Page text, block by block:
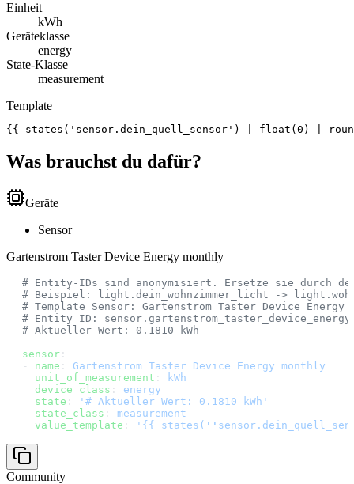
Einheit
kWh
Geräteklasse
energy
State-Klasse
measurement
Template
{{ states('sensor.dein_quell_sensor') | float(0) |
Was brauchst du dafür?
Geräte
Sensor
Gartenstrom Taster Device Energy monthly
# Entity-IDs sind anonymisiert. Ersetze sie durch
# Beispiel: light.dein_wohnzimmer_licht ->
# Template Sensor: Gartenstrom Taster Device Energy
# Entity ID:
# Aktueller Wert: 0.1810 kWh
sensor :
- name : Gartenstrom Taster Device Energy monthly
  unit_of_measurement
:
kWh
  device_class
: energy
  state
:
'# Aktueller Wert: 0.1810 kWh'
  state_class
: measurement
  value_template
: '{{ states( ''
Community